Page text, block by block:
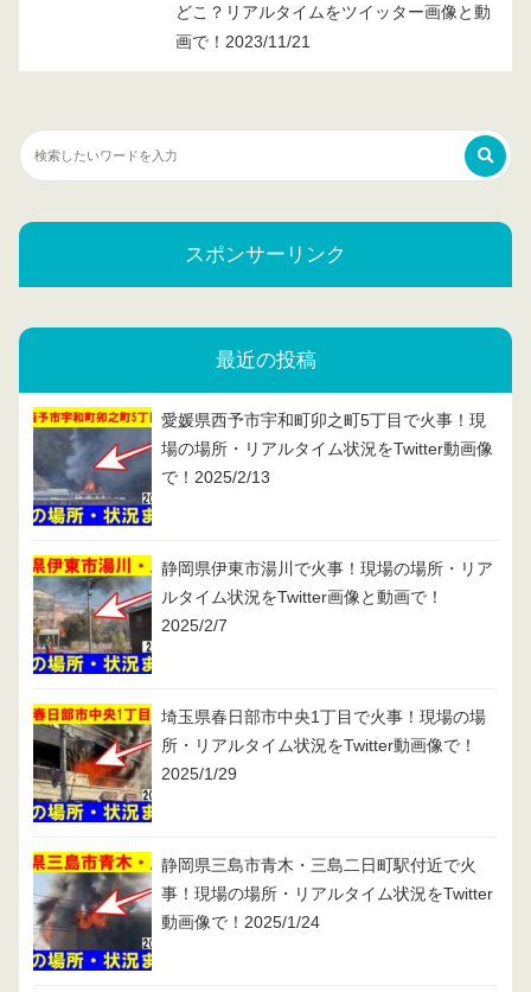
どこ？リアルタイムをツイッター画像と動
画で！2023/11/21
スポンサーリンク
最近の投稿
愛媛県西予市宇和町卯之町5丁目で火事！現
場の場所・リアルタイム状況をTwitter動画像
で！2025/2/13
静岡県伊東市湯川で火事！現場の場所・リア
ルタイム状況をTwitter画像と動画で！
2025/2/7
埼玉県春日部市中央1丁目で火事！現場の場
所・リアルタイム状況をTwitter動画像で！
2025/1/29
静岡県三島市青木・三島二日町駅付近で火
事！現場の場所・リアルタイム状況をTwitter
動画像で！2025/1/24